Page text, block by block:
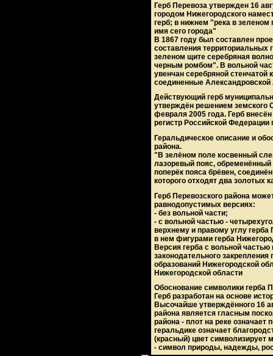
Герб Перевоза утвержден 16
городом Нижегородского
герб; в нижнем "река в зеленом
имя сего города"
В 1867 году был составлен
составления территориальных
зеленом щите серебряная
черным ромбом". В вольной
увенчан серебряной стенчатой
соединенные Александровской
Действующий герб
утверждён решением земского
февраля 2005 года. Герб
регистр Российской
Геральдическое описание и
района.
"В зелёном поле косвенный
лазоревый пояс,
поперёк пояса брёвен,
которого отходят два золотых
Герб Перевозского района
равнодопустимых версиях:
- без вольной части;
- с вольной частью -
верхнему и правому углу
в нем фигурами герба
Версия герба с вольной
законодательного
образований Нижегородской
Нижегородской области
Обоснование символики герба
Герб разработан на основе
Высочайше утверждённого 16
района является гласным
района - плот на реке означает
геральдике означает
(красный) цвет символизирует
- символ природы, надежды,